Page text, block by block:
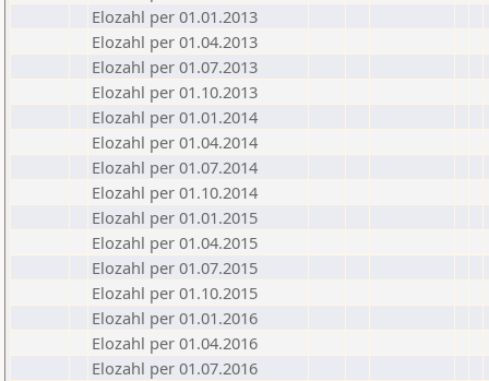
Elozahl per 01.01.2013
Elozahl per 01.04.2013
Elozahl per 01.07.2013
Elozahl per 01.10.2013
Elozahl per 01.01.2014
Elozahl per 01.04.2014
Elozahl per 01.07.2014
Elozahl per 01.10.2014
Elozahl per 01.01.2015
Elozahl per 01.04.2015
Elozahl per 01.07.2015
Elozahl per 01.10.2015
Elozahl per 01.01.2016
Elozahl per 01.04.2016
Elozahl per 01.07.2016